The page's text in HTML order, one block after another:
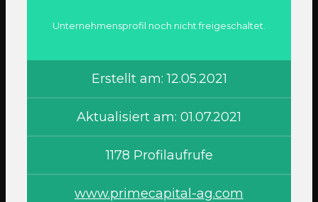
Unternehmens­profil noch nicht freigeschaltet.
Erstellt am: 12.05.2021
Aktualisiert am: 01.07.2021
1178 Profilaufrufe
www.primecapital-ag.com